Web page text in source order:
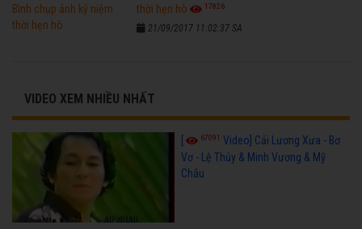
thời hẹn hò
17826
21/09/2017 11:02:37 SA
VIDEO XEM NHIỀU NHẤT
[ 67091 Video] Cải Lương Xưa - Bơ
Vơ - Lệ Thủy & Minh Vương & Mỹ
Châu